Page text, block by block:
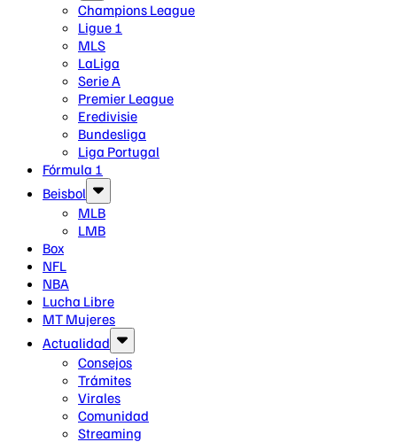
Champions League
Ligue 1
MLS
LaLiga
Serie A
Premier League
Eredivisie
Bundesliga
Liga Portugal
Fórmula 1
Beisbol
MLB
LMB
Box
NFL
NBA
Lucha Libre
MT Mujeres
Actualidad
Consejos
Trámites
Virales
Comunidad
Streaming